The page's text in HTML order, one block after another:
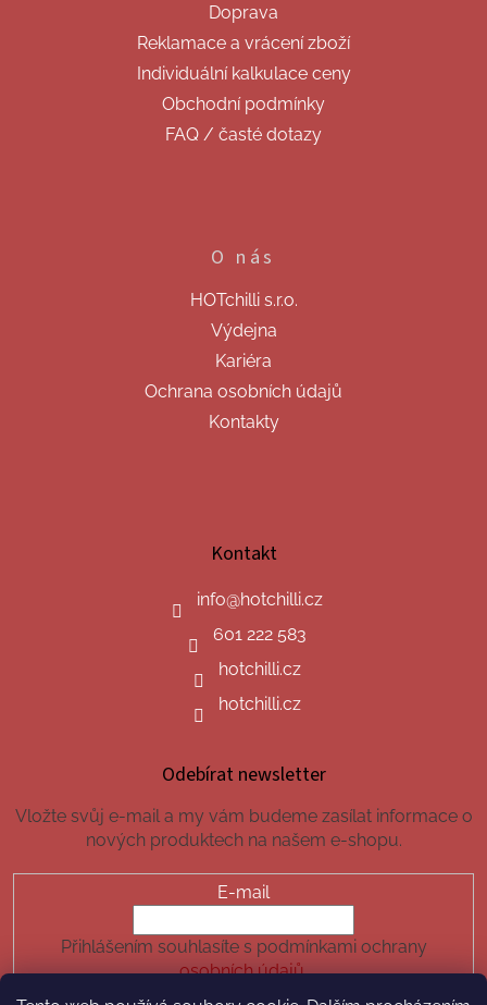
Doprava
Reklamace a vrácení zboží
Individuální kalkulace ceny
Obchodní podmínky
FAQ / časté dotazy
O nás
HOTchilli s.r.o.
Výdejna
Kariéra
Ochrana osobních údajů
Kontakty
Kontakt
info@hotchilli.cz
601 222 583
hotchilli.cz
hotchilli.cz
Odebírat newsletter
Vložte svůj e-mail a my vám budeme zasílat informace o
nových produktech na našem e-shopu.
E-mail
Přihlášením souhlasíte s podmínkami ochrany
osobních údajů.